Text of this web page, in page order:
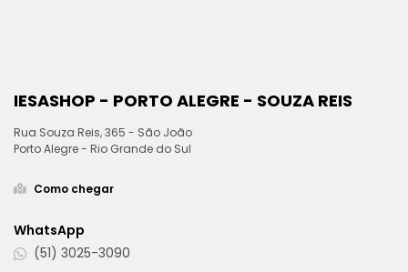
IESASHOP - PORTO ALEGRE - SOUZA REIS
Rua Souza Reis, 365 - São João
Porto Alegre - Rio Grande do Sul
Como chegar
WhatsApp
(51) 3025-3090